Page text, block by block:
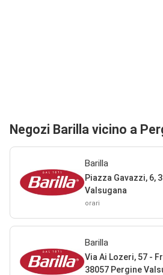
Negozi Barilla vicino a
Barilla
Piazza Gavazzi, 6,
Valsugana
orari
Barilla
Via Ai Lozeri, 57 -
38057 Pergine